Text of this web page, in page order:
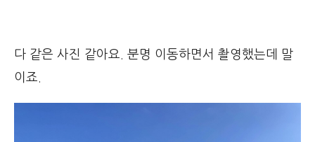
다 같은 사진 같아요. 분명 이동하면서 촬영했는데 말
이죠.